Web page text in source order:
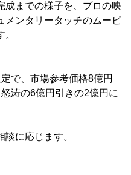
成までの様子を、プロの映
メンタリータッチのムービ
で、市場参考価格8億円
涛の6億円引きの2億円に
に応じます。